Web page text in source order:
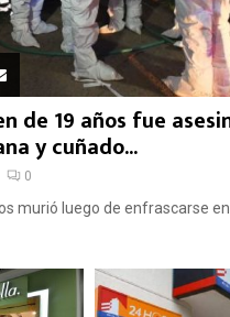
de 19 años fue
y cuñado...
0
murió luego de enfrascarse